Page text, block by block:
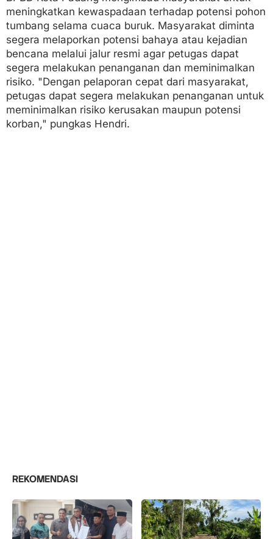
meningkatkan kewaspadaan terhadap potensi pohon
tumbang selama cuaca buruk. Masyarakat diminta
segera melaporkan potensi bahaya atau kejadian
bencana melalui jalur resmi agar petugas dapat
segera melakukan penanganan dan meminimalkan
risiko. "Dengan pelaporan cepat dari masyarakat,
petugas dapat segera melakukan penanganan untuk
meminimalkan risiko kerusakan maupun potensi
korban," pungkas Hendri.
REKOMENDASI